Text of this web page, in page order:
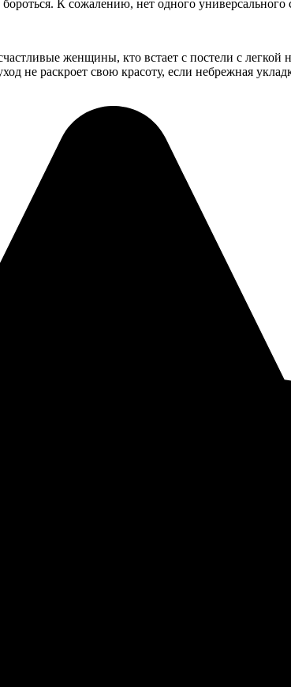
К сожалению, нет одного
женщины, кто встает с постели с
не раскроет свою красоту, если небрежная